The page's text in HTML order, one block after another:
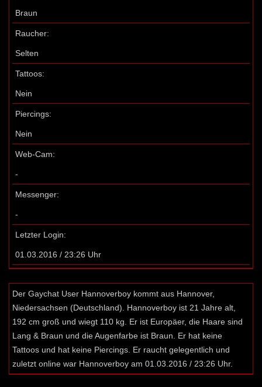
Braun
Raucher:
Selten
Tattoos:
Nein
Piercings:
Nein
Web-Cam:
-
Messenger:
-
Letzter Login:
01.03.2016 / 23:26 Uhr
Der Gaychat User Hannoverboy kommt aus Hannover,
Niedersachsen (Deutschland). Hannoverboy ist 21 Jahre alt,
192 cm groß und wiegt 110 kg. Er ist Europäer, die Haare sind
Lang & Braun und die Augenfarbe ist Braun. Er hat keine
Tattoos und hat keine Piercings. Er raucht gelegentlich und
zuletzt online war Hannoverboy am 01.03.2016 / 23:26 Uhr.